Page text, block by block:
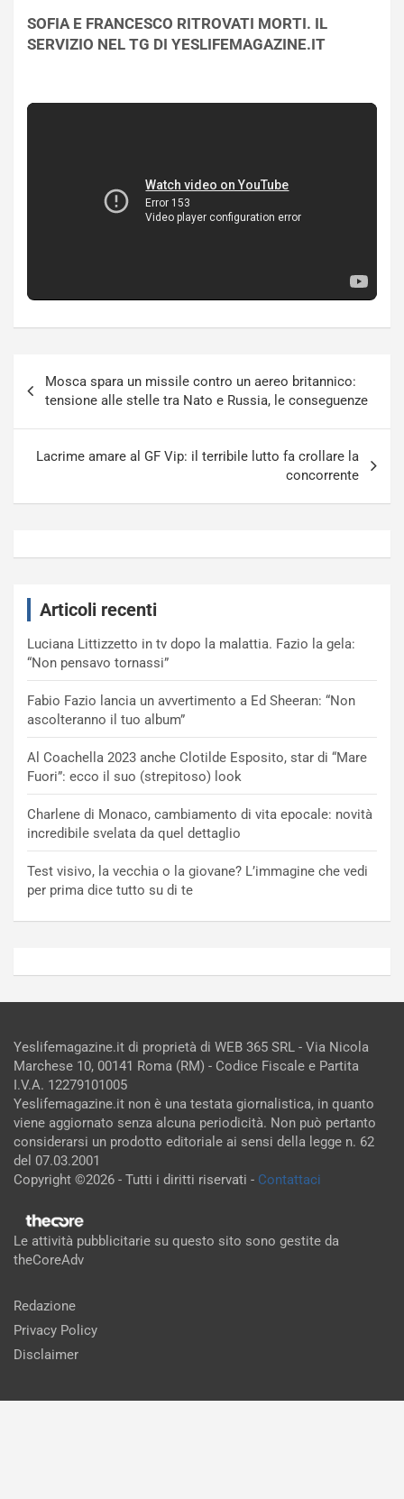
SOFIA E FRANCESCO RITROVATI MORTI. IL
SERVIZIO NEL TG DI YESLIFEMAGAZINE.IT
articoli
Mosca spara un missile contro un aereo britannico:
tensione alle stelle tra Nato e Russia, le conseguenze
Lacrime amare al GF Vip: il terribile lutto fa crollare la
concorrente
Articoli recenti
Luciana Littizzetto in tv dopo la malattia. Fazio la gela:
“Non pensavo tornassi”
Fabio Fazio lancia un avvertimento a Ed Sheeran: “Non
ascolteranno il tuo album”
Al Coachella 2023 anche Clotilde Esposito, star di “Mare
Fuori”: ecco il suo (strepitoso) look
Charlene di Monaco, cambiamento di vita epocale: novità
incredibile svelata da quel dettaglio
Test visivo, la vecchia o la giovane? L’immagine che vedi
per prima dice tutto su di te
Yeslifemagazine.it di proprietà di WEB 365 SRL - Via Nicola
Marchese 10, 00141 Roma (RM) - Codice Fiscale e Partita
I.V.A. 12279101005
Yeslifemagazine.it non è una testata giornalistica, in quanto
viene aggiornato senza alcuna periodicità. Non può pertanto
considerarsi un prodotto editoriale ai sensi della legge n. 62
del 07.03.2001
Copyright ©2026 - Tutti i diritti riservati - Contattaci
Le attività pubblicitarie su questo sito sono gestite da
theCoreAdv
Redazione
Privacy Policy
Disclaimer